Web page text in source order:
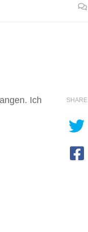
Ich
SHARE